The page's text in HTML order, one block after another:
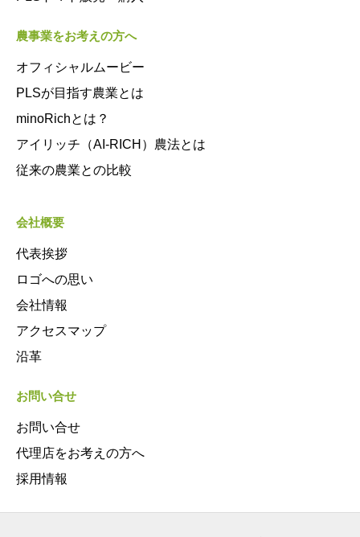
農事業をお考えの方へ
オフィシャルムービー
PLSが目指す農業とは
minoRichとは？
アイリッチ（AI-RICH）農法とは
従来の農業との比較
会社概要
代表挨拶
ロゴへの思い
会社情報
アクセスマップ
沿革
お問い合せ
お問い合せ
代理店をお考えの方へ
採用情報